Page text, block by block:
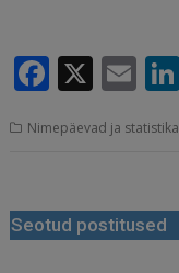
F
c
b
o
X E
ai
Nimepäevad ja statistika
Seotud postitused